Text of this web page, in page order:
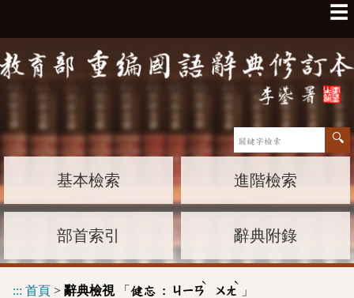
☰
基本檢索 進階檢索
部首索引 辭典附錄
::: 首頁 > 辭典檢視「 健忘 : ㄐㄧㄢ
ˋ
ㄨㄤ
ˋ
」